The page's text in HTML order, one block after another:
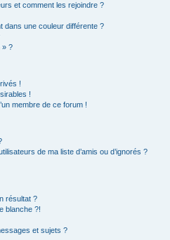
et comment les rejoindre ?
dans une couleur différente ?
» ?
!
!
membre de ce forum !
de ma liste d’amis ou d’ignorés ?
résultat ?
blanche ?!
et sujets ?